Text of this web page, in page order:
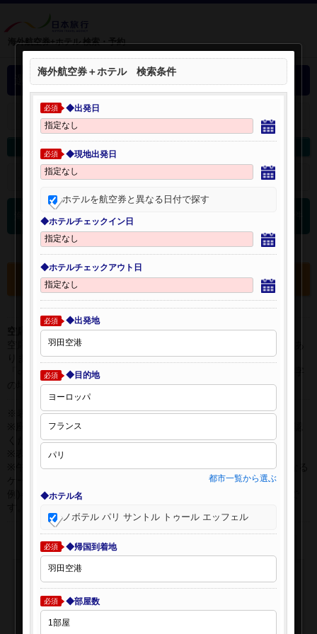
海外航空券+ホテル 検索・予約
選択中の海外航空券+ホテル
選択中の航空券・ホテルを開く：
海外航空券を変更
検索条件を開く：
海外航空券 検索結果
選択中の航空券・ホテルを確認する
空席表示について：
空席状況は常に変更しますので、現在の空席を保証するものではあ
りません。
「○」は過去24時間以内に十分な空席が確認できた商品です。 数字
の場合は、現時点で座席数が少ない商品です。
※表示金額はオンライン予約時の金額です。
※座席クラスはご利用区間毎に異なる場合があります。必ずご確認
ください。
※表示時間はすべて現地時間・24時間表示です。
※午前0時以降に出発する深夜便について、搭乗日をお間違えになる
例)4月8日00：30出発の場合、搭乗手続きは4月7日22:30が目安で
海外航空券＋ホテル 検索条件
必須 ◆出発日
必須 ◆現地出発日
ホテルを航空券と異なる日付で探す
◆ホテルチェックイン日
◆ホテルチェックアウト日
必須 ◆出発地
必須 ◆目的地
都市一覧から選ぶ
◆ホテル名
ノボテル パリ サントル トゥール エッフェル
必須 ◆帰国到着地
必須 ◆部屋数